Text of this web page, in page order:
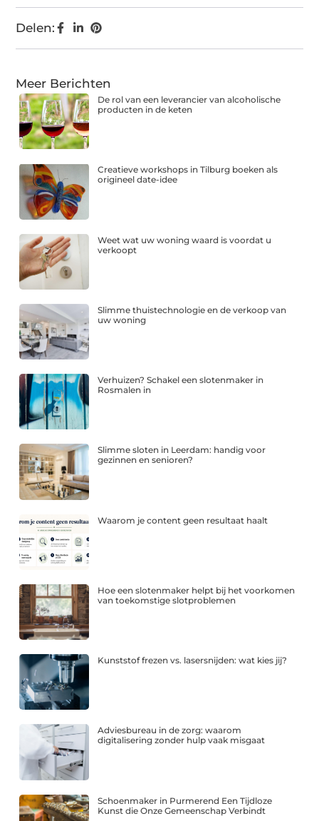
Delen:
Meer Berichten
De rol van een leverancier van alcoholische
producten in de keten
Creatieve workshops in Tilburg boeken als
origineel date-idee
Weet wat uw woning waard is voordat u
verkoopt
Slimme thuistechnologie en de verkoop van
uw woning
Verhuizen? Schakel een slotenmaker in
Rosmalen in
Slimme sloten in Leerdam: handig voor
gezinnen en senioren?
Waarom je content geen resultaat haalt
Hoe een slotenmaker helpt bij het voorkomen
van toekomstige slotproblemen
Kunststof frezen vs. lasersnijden: wat kies jij?
Adviesbureau in de zorg: waarom
digitalisering zonder hulp vaak misgaat
Schoenmaker in Purmerend Een Tijdloze
Kunst die Onze Gemeenschap Verbindt